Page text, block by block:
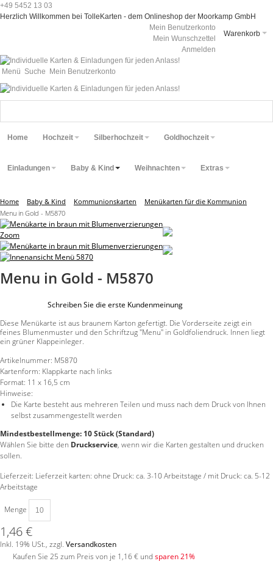
+49 5452 13 03
Herzlich Willkommen bei TolleKarten - dem Onlineshop der Moorkamp GmbH
Warenkorb
Mein Benutzerkonto
Mein Wunschzettel
Anmelden
Menü Suche Mein Benutzerkonto
Home Hochzeit Silberhochzeit Goldhochzeit
Einladungen Baby & Kind Weihnachten Extras
Home Baby & Kind Kommunionskarten
Menükarten für die Kommunion
Menu in Gold - M5870
Zoom
Menu in Gold - M5870
Schreiben Sie die erste Kundenmeinung
Diese Menükarte ist aus braunem Karton gefertigt. Die Vorderseite zeigt ein
feines Blumenmuster und den Schriftzug "Menu" in Goldfoliendruck. Innen liegt
ein grüner Klappeinleger.
Artikelnummer: M5870
Kartenform: Klappkarte nach links
Format: 11 x 16,5 cm
Hinweise:
Die Karte besteht aus mehreren Teilen und muss nach dem Druck von Ihnen
selbst zusammengestellt werden
Mindestbestellmenge: 10 Stück (Standard)
Wählen Sie bitte den Druckservice, wenn wir die Karten gestalten und drucken
sollen.
Lieferzeit: Lieferzeit karten: ohne Druck: ca. 3-10 Arbeitstage / mit Druck: ca. 5-12
Arbeitstage
Menge
1,46 €
Inkl. 19% USt., zzgl. Versandkosten
Kaufen Sie 25 zum Preis von je 1,16 € und sparen21%